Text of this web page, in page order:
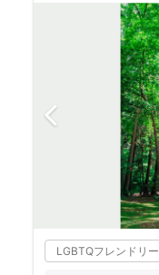
LGBTQフレンドリー